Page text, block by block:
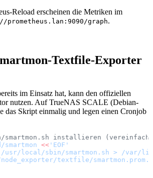
Reload erscheinen die Metriken im
prometheus.lan:9090/graph.
Textfile-Exporter
im Einsatz hat, kann den offiziellen
nutzen. Auf TrueNAS SCALE (Debian-
das Skript einmalig und legen einen Cronjob
installieren
<< 'EOF'
local/sbin/smartmon.sh > /var/lib/
textfile/